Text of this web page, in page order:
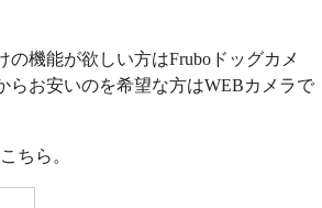
の機能が欲しい方はFruboドッグカメ
らお安いのを希望な方はWEBカメラで
ちら。